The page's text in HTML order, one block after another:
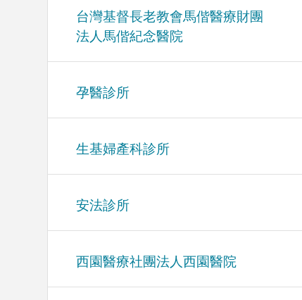
台灣基督長老教會馬偕醫療財團
法人馬偕紀念醫院
孕醫診所
生基婦產科診所
安法診所
西園醫療社團法人西園醫院